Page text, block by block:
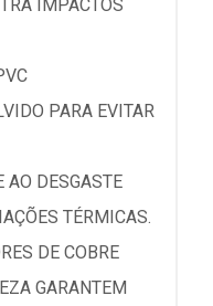
IMPACTOS
PARA EVITAR
AO DESGASTE
TÉRMICAS.
DE COBRE
GARANTEM